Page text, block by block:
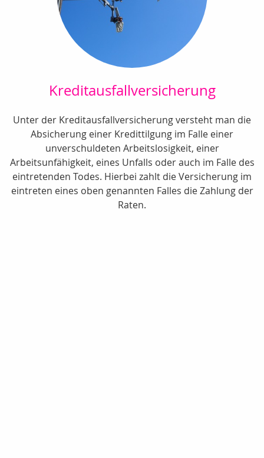
Kreditausfallversicherung
Unter der Kreditausfallversicherung versteht man die
Absicherung einer Kredittilgung im Falle einer
unverschuldeten Arbeitslosigkeit, einer
Arbeitsunfähigkeit, eines Unfalls oder auch im Falle des
eintretenden Todes. Hierbei zahlt die Versicherung im
eintreten eines oben genannten Falles die Zahlung der
Raten.